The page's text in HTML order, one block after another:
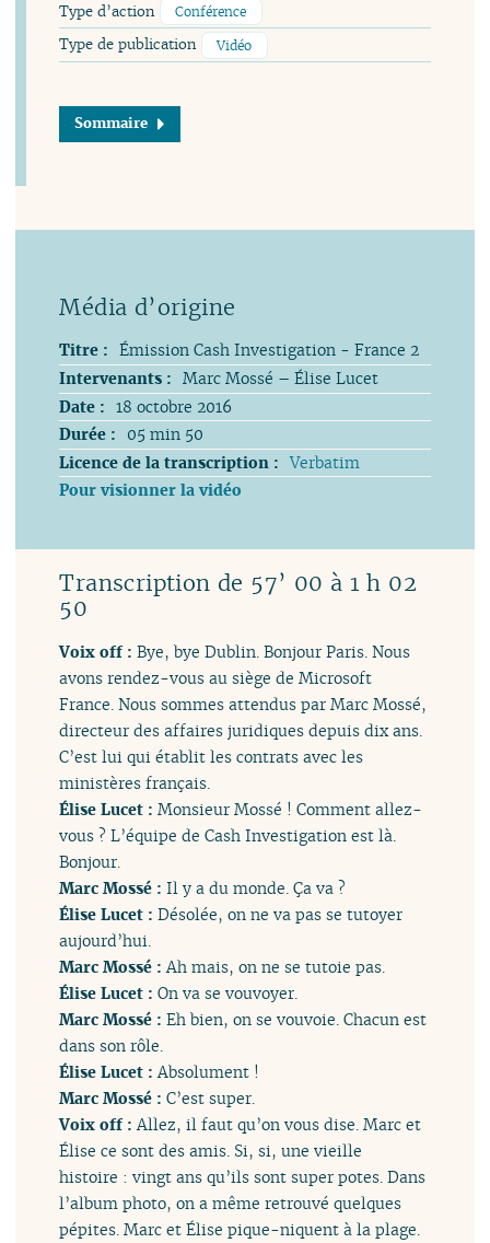
Type d’action Conférence
Type de publication Vidéo
Sommaire
Titre : Émission Cash Investigation - France 2
Intervenants : Marc Mossé – Élise Lucet
Date : 18 octobre 2016
Durée :
05 min 50
Licence de la transcription : Verbatim
Pour visionner la vidéo
Transcription de 57’ 00 à 1 h 02
50
Voix off : Bye, bye Dublin. Bonjour Paris. Nous
avons rendez-vous au siège de Microsoft
France. Nous sommes attendus par Marc Mossé,
directeur des affaires juridiques depuis dix ans.
C’est lui qui établit les contrats avec les
ministères français.
Élise Lucet : Monsieur Mossé ! Comment allez-
vous ? L’équipe de Cash Investigation est là.
Bonjour.
Marc Mossé : Il y a du monde. Ça va ?
Élise Lucet : Désolée, on ne va pas se tutoyer
aujourd’hui.
Marc Mossé : Ah mais, on ne se tutoie pas.
Élise Lucet : On va se vouvoyer.
Marc Mossé : Eh bien, on se vouvoie. Chacun est
dans son rôle.
Élise Lucet : Absolument !
Marc Mossé : C’est super.
Voix off : Allez, il faut qu’on vous dise. Marc et
Élise ce sont des amis. Si, si, une vieille
histoire : vingt ans qu’ils sont super potes. Dans
l’album photo, on a même retrouvé quelques
pépites. Marc et Élise pique-niquent à la plage.